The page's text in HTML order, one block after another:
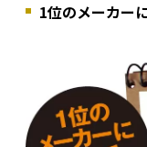
1位のメーカー